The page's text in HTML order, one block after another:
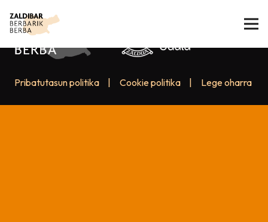
Pribatutasun politika Cookie politika Lege oharra